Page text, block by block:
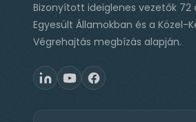
Bizonyított ideiglenes vezetők 72
Egyesült Államokban és a Közel-
Végrehajtás megbízás alapján.